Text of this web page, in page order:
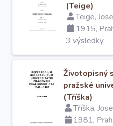
(Teige)
Teige,
1915,
3 výsledky
Životopisný
pražské
(Tříška)
Tříška,
1981,